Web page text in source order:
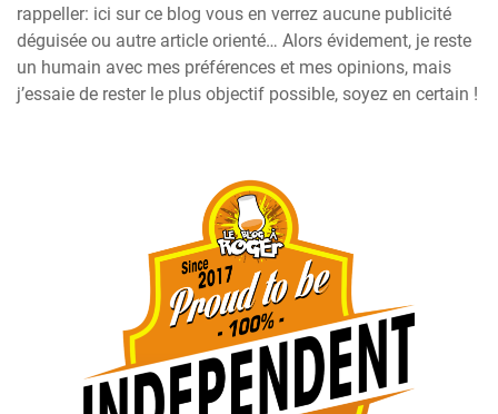
rappeller: ici sur ce blog vous en verrez aucune publicité
déguisée ou autre article orienté… Alors évidement, je reste
un humain avec mes préférences et mes opinions, mais
j’essaie de rester le plus objectif possible, soyez en certain !